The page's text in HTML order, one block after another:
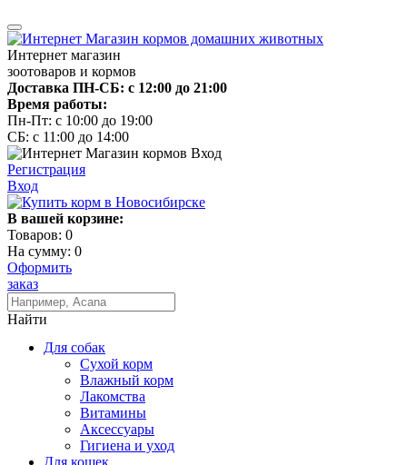
Интернет магазин
зоотоваров и кормов
Доставка ПН-СБ: с 12:00 до 21:00
Время работы:
Пн-Пт: с 10:00 до 19:00
СБ: с 11:00 до 14:00
Регистрация
Вход
В вашей корзине:
Товаров: 0
На сумму: 0
Оформить
заказ
Найти
Для собак
Сухой корм
Влажный корм
Лакомства
Витамины
Аксессуары
Гигиена и уход
Для кошек